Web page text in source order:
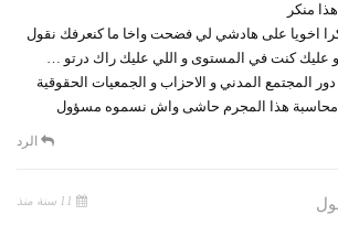
منكر
اخويا على هادشي لي فضحت واخا ما كنعرفك نقول
عليك كنت في المستوى و اللي عليك راك درتو …
دور المجتمع المدني و الاحزاب و الجمعيات الحقوقية
محاسبة هذا المجرم حاشى واش نسموه مسؤول
الرد